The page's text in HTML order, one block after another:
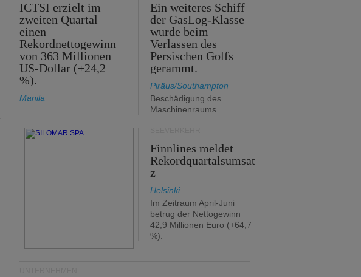
ICTSI erzielt im
zweiten Quartal
einen
Rekordnettogewinn
von 363 Millionen
US-Dollar (+24,2
%).
Manila
Ein weiteres Schiff
der GasLog-Klasse
wurde beim
Verlassen des
Persischen Golfs
gerammt.
Piräus/Southampton
Beschädigung des
Maschinenraums
Finnlines meldet
Rekordquartalsumsat
z
Helsinki
Im Zeitraum April-Juni
betrug der Nettogewinn
42,9 Millionen Euro (+64,7
%).